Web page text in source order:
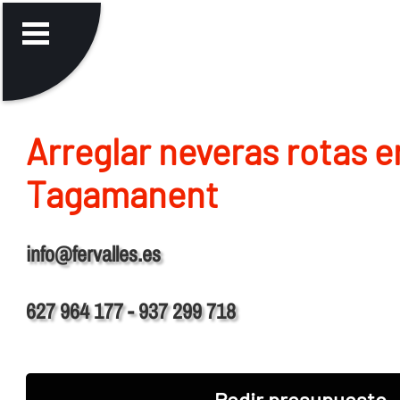
Arreglar neveras rotas
Tagamanent
info@fervalles.es
627 964 177 - 937 299 718